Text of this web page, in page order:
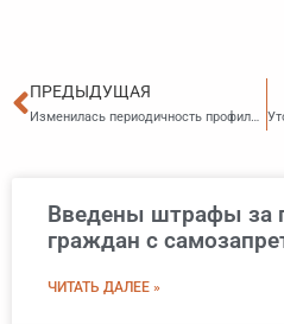
Пред
ПРЕДЫДУЩАЯ
Изменилась периодичность профилактических визитов в рамках регионального геологического контроля
Введены штрафы за
граждан с
ЧИТАТЬ ДАЛЕЕ »